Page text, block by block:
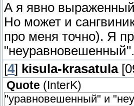
А я явно
Но может и
про меня точно). Я
[4] kisula-krasatula
Quote ( InterK)
"уравновешенный" и